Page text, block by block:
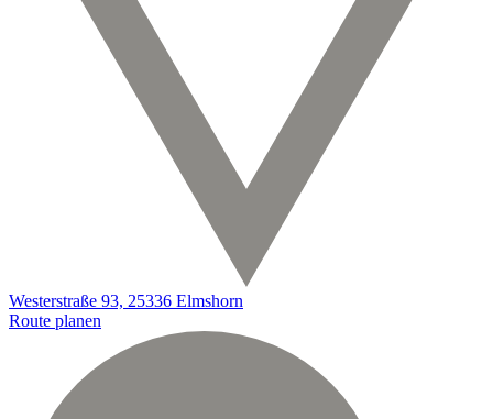
Westerstraße 93, 25336 Elmshorn
Route planen